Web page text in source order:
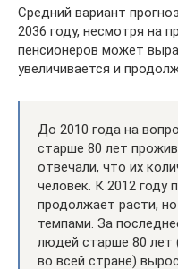
Средний вариант
2036 году, несмотря на
пенсионеров может
увеличивается и
До 2010 года на
старше 80 лет
отвечали, что их
человек. К 2012 году
продолжает расти,
темпами. За
людей старше 80 лет
во всей стране)